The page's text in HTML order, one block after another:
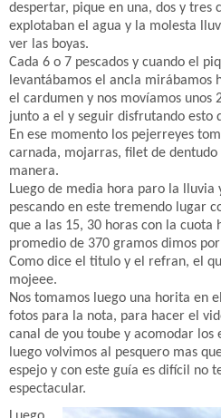
despertar, pique en una, dos y tres
explotaban el agua y la molesta
ver las boyas.
Cada 6 o 7 pescados y cuando el
levantábamos el ancla mirábamos
el cardumen y nos movíamos unos
junto a el y seguir disfrutando esto
En ese momento los pejerreyes
carnada, mojarras, filet de dentudo
manera.
Luego de media hora paro la lluvia
pescando en este tremendo lugar
que a las 15, 30 horas con la cuota
promedio de 370 gramos dimos
Como dice el titulo y el refran, el
mojeee.
Nos tomamos luego una horita en
fotos para la nota, para hacer el
canal de you toube y acomodar los
luego volvimos al pesquero mas
espejo y con este guía es difícil no
espectacular.